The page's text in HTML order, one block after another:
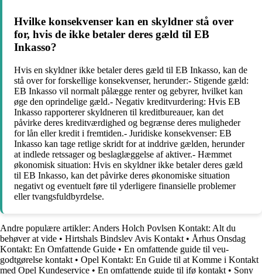
Hvilke konsekvenser kan en skyldner stå over
for, hvis de ikke betaler deres gæld til EB
Inkasso?
Hvis en skyldner ikke betaler deres gæld til EB Inkasso, kan de
stå over for forskellige konsekvenser, herunder:- Stigende gæld:
EB Inkasso vil normalt pålægge renter og gebyrer, hvilket kan
øge den oprindelige gæld.- Negativ kreditvurdering: Hvis EB
Inkasso rapporterer skyldneren til kreditbureauer, kan det
påvirke deres kreditværdighed og begrænse deres muligheder
for lån eller kredit i fremtiden.- Juridiske konsekvenser: EB
Inkasso kan tage retlige skridt for at inddrive gælden, herunder
at indlede retssager og beslaglæggelse af aktiver.- Hæmmet
økonomisk situation: Hvis en skyldner ikke betaler deres gæld
til EB Inkasso, kan det påvirke deres økonomiske situation
negativt og eventuelt føre til yderligere finansielle problemer
eller tvangsfuldbyrdelse.
Andre populære artikler: Anders Holch Povlsen Kontakt: Alt du
behøver at vide • Hirtshals Bindslev Avis Kontakt • Århus Onsdag
Kontakt: En Omfattende Guide • En omfattende guide til veu-
godtgørelse kontakt • Opel Kontakt: En Guide til at Komme i Kontakt
med Opel Kundeservice • En omfattende guide til ifø kontakt • Sony